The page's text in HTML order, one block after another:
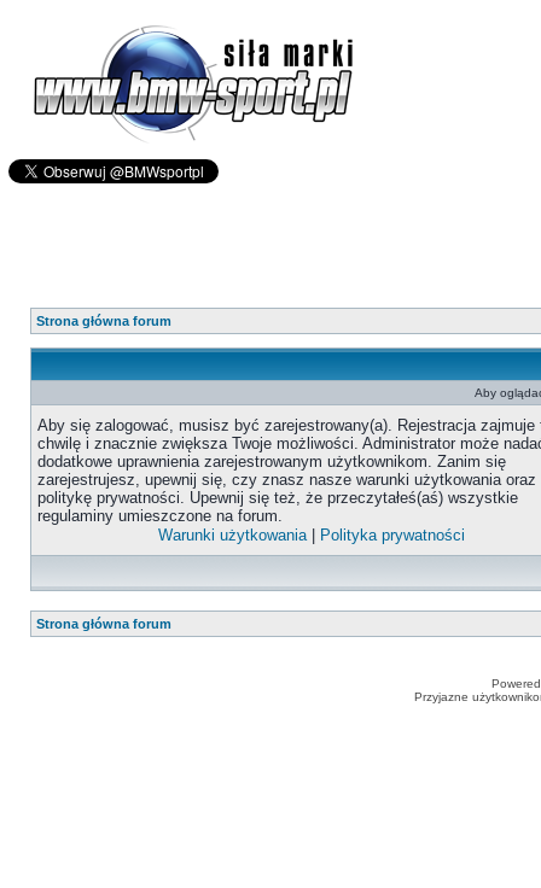
Strona główna forum
Aby
Aby się zalogować, musisz być zarejestrowany(a). Rejestracja zajmuje
chwilę i znacznie zwiększa Twoje możliwości. Administrator może
dodatkowe uprawnienia zarejestrowanym użytkownikom. Zanim się
zarejestrujesz, upewnij się, czy znasz nasze warunki użytkowania oraz
politykę prywatności. Upewnij się też, że przeczytałeś(aś) wszystkie
regulaminy umieszczone na forum.
Warunki użytkowania| Polityka prywatności
Strona główna forum
Przyjazne